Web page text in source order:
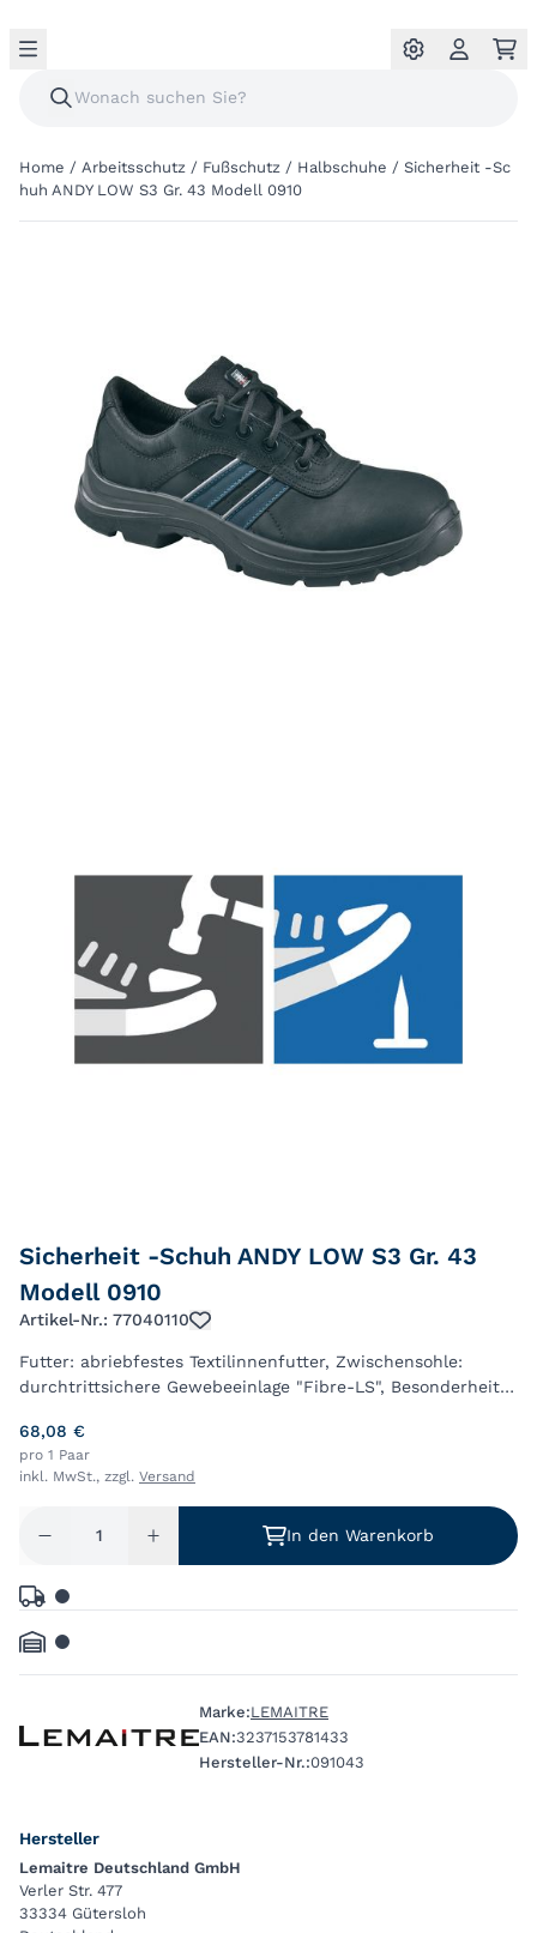
Home / Arbeitsschutz / Fußschutz / Halbschuhe / Sicherheit -Sc
huh ANDY LOW S3 Gr. 43 Modell 0910
Sicherheit -Schuh ANDY LOW S3 Gr. 43
Modell 0910
Artikel-Nr.: 77040110
Futter: abriebfestes Textilinnenfutter, Zwischensohle:
durchtrittsichere Gewebeeinlage "Fibre-LS", Besonderheit:
GERMAX-Sohle
68,08 €
pro 1 Paar
inkl. MwSt., zzgl. Versand
In den Warenkorb
Marke:LEMAITRE
EAN:3237153781433
Hersteller-Nr.:091043
Hersteller
Lemaitre Deutschland GmbH
Verler Str. 477
33334 Gütersloh